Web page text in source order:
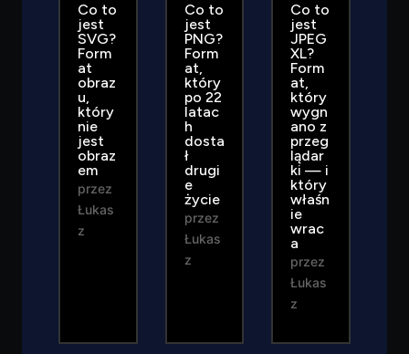
Co to
jest
SVG?
Form
at
obraz
u,
który
nie
jest
obraz
em
przez
Łukas
z
Co to
jest
PNG?
Form
at,
który
po 22
latac
h
dosta
ł
drugi
e
życie
przez
Łukas
z
Co to
jest
JPEG
XL?
Form
at,
który
wygn
ano z
przeg
lądar
ki — i
który
właśn
ie
wrac
a
przez
Łukas
z